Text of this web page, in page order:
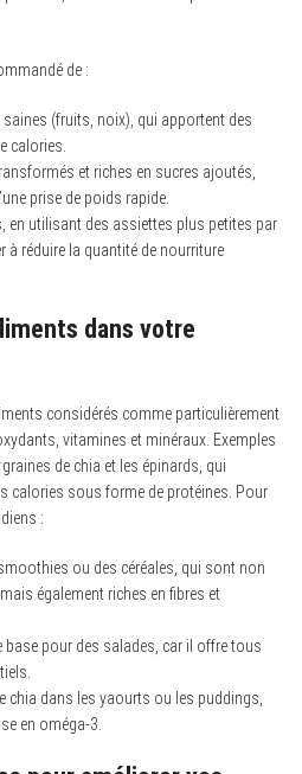
de :
(fruits, noix), qui apportent des
calories.
et riches en sucres ajoutés,
prise de poids rapide.
en utilisant des assiettes plus petites par
à réduire la quantité de nourriture
dans votre
considérés comme particulièrement
vitamines et minéraux. Exemples
de chia et les épinards, qui
calories sous forme de protéines. Pour
:
ou des céréales, qui sont non
également riches en fibres et
base pour des salades, car il offre tous
chia dans les yaourts ou les puddings,
en oméga-3.